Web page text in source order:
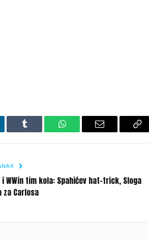
Tumblr WhatsAppEmail
WWin tim kola: Spahićev hat-trick, Sloga
za Carlosa